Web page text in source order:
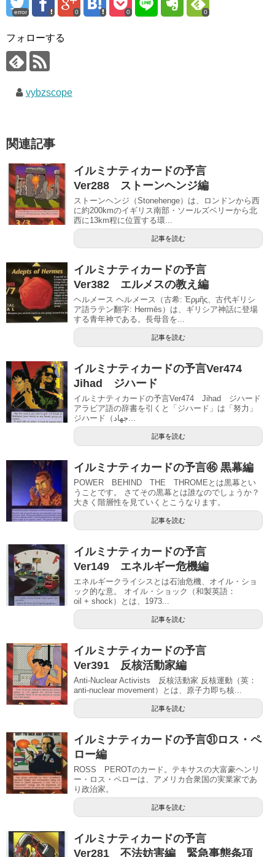
error 0 0 0
フォローする
vybzscope
関連記事
イルミナティカードの予言
Ver288 ストーンヘンジ編
ストーンヘンジ（Stonehenge）は、ロンドンから西
に約200kmのイギリス南部・ソールズベリーから北
西に13km程に位置する環...
記事を読む
イルミナティカードの予言
Ver382 エルメスの教え編
ヘルメース ヘルメース（古希: Ἑρμῆς、古代ギリシ
ア語ラテン翻字: Hermēs）は、ギリシア神話に登場
する青年神である。長母音を...
記事を読む
イルミナティカードの予言Ver474
Jihad ジハード
イルミナティカードの予言Ver474 Jihad ジハード
アラビア語の辞書を引くと「ジハード」は「努力」
記事を読む
イルミナティカードの予言㊻ 黒幕編
POWER BEHIND THE THROMEとは黒幕とい
うことです。 さてその黒幕とは誰なのでしょうか？
大きく階層性を見ていくとこうなります。
記事を読む
イルミナティカードの予言
Ver149 エネルギー危機編
エネルギークライシスとは石油危機、オイル・ショ
ック的な意。 オイル・ショック（和製英語：
oil + shock）とは、1973...
記事を読む
イルミナティカードの予言
Ver391 反核活動家編
Anti-Nuclear Activists 反核活動家 反核運動（英：
anti-nuclear movement）とは、原子力即ち核...
記事を読む
イルミナティカードの予言㉛ロス・ペ
ロー編
ROSS PEROTのカード。テキサスの大富豪ヘンリ
ー・ロス・ペローは、アメリカ合衆国の実業家であ
り政治家。
記事を読む
イルミナティカードの予言
Ver281 不法妨害編 緊急事態条項